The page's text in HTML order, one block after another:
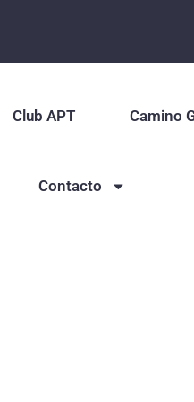
Club APT Camino
Contacto